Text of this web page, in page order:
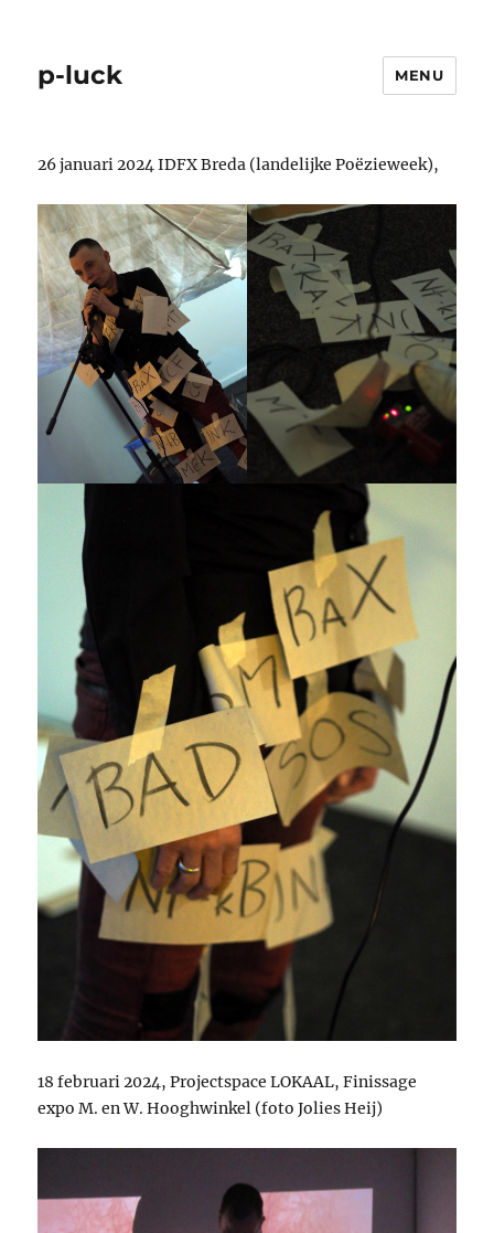
p-luck MENU
26 januari 2024 IDFX Breda (landelijke Poëzieweek),
18 februari 2024, Projectspace LOKAAL, Finissage
expo M. en W. Hooghwinkel (foto Jolies Heij)